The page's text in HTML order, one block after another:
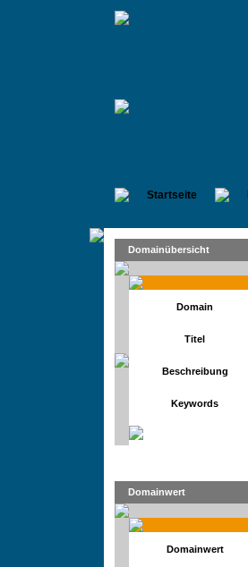
Startseite
Domainübersicht
Domain
Titel
Beschreibung
Keywords
Domainwert
Domainwert